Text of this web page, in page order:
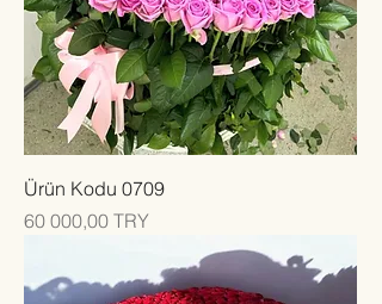
Ürün Kodu 0709
Цена
60 000,00 TRY